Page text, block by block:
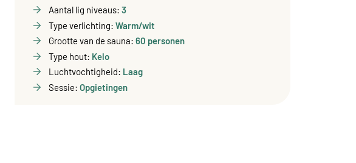
Aantal lig niveaus:3
Type verlichting:Warm/wit
Grootte van de sauna:60 personen
Type hout: Kelo
Luchtvochtigheid: Laag
Sessie:Opgietingen